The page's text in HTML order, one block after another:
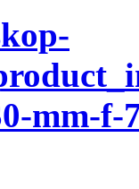
mm-f-